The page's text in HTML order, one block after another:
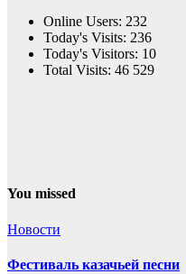
Online Users: 232
Today's Visits: 236
Today's Visitors: 10
Total Visits: 46 529
You missed
Новости
Фестиваль казачьей песни